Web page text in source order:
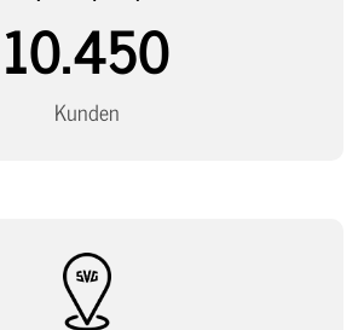
10.450
Kunden